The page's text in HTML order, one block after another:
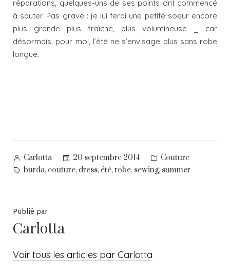
réparations, quelques-uns de ses points ont commencé
à sauter. Pas grave : je lui ferai une petite soeur encore
plus grande plus fraîche, plus volumineuse _ car
désormais, pour moi, l’été ne s’envisage plus sans robe
longue.
Posted
by
Carlotta 20 septembre 2014
Posted
in
Couture
Tags:
burda, couture, dress, été,robe, sewing, summer
Publié par
Carlotta
Voir tous les articles par Carlotta